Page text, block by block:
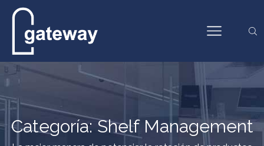
Categoría: Shelf Management